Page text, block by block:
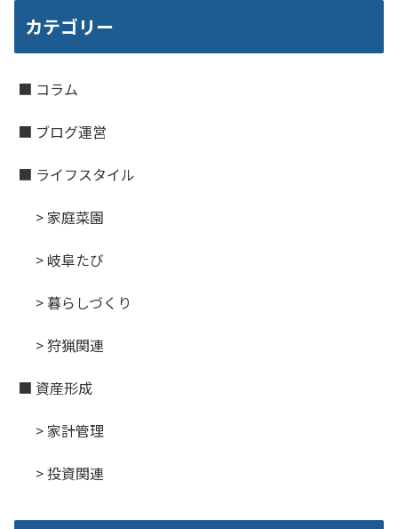
カテゴリー
■ コラム
■ ブログ運営
■ ライフスタイル
> 家庭菜園
> 岐阜たび
> 暮らしづくり
> 狩猟関連
■ 資産形成
> 家計管理
> 投資関連